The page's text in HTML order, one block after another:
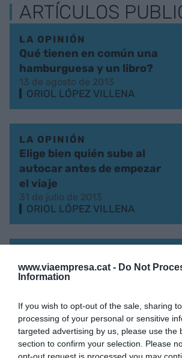
www.viaempresa.cat - Do Not
Information
If you wish to opt-out of the sale, sharing
processing of your personal or sensitive
targeted advertising by us, please use the
section to confirm your selection. Please
opt-out request is processed you may
ARTÍCULOS
LA OPINIÓN
Qué tienen en común una
hamburguesa y un libro?
13 de agosto de 2013
ORIOL LÓPEZ VILLENA
LA OPINIÓN
Elige bien quién sube al
autocar antes de empezar
el viaje
31 de julio de 2013
ORIOL LÓPEZ VILLENA
La piscina del emprendedor
tiene que tener agua,
19 de julio de 2013
ORIOL LÓPEZ VILLENA